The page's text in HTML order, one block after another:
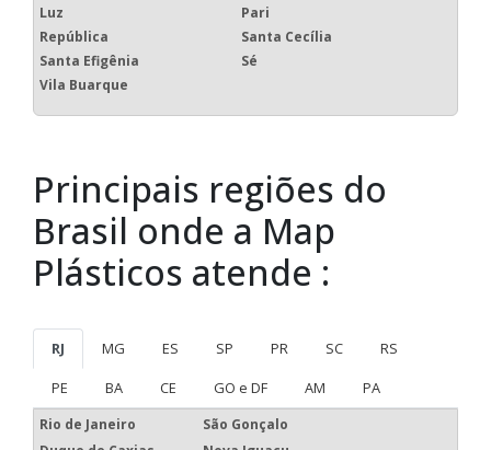
Luz
Pari
República
Santa Cecília
Santa Efigênia
Sé
Vila Buarque
Principais regiões do
Brasil onde a Map
Plásticos atende :
RJ MG ES SP PR SC
RS
PE
BA CE GO e DF AM PA
Rio de Janeiro
São Gonçalo